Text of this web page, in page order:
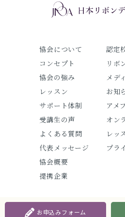
お申込みフォーム
協会について
コンセプト
協会の強み
レッスン
サポート体制
受講生の声
よくある質問
代表メッセージ
協会概要
提携企業
認定
リボ
メデ
お知
アメ
オン
レッ
プラ